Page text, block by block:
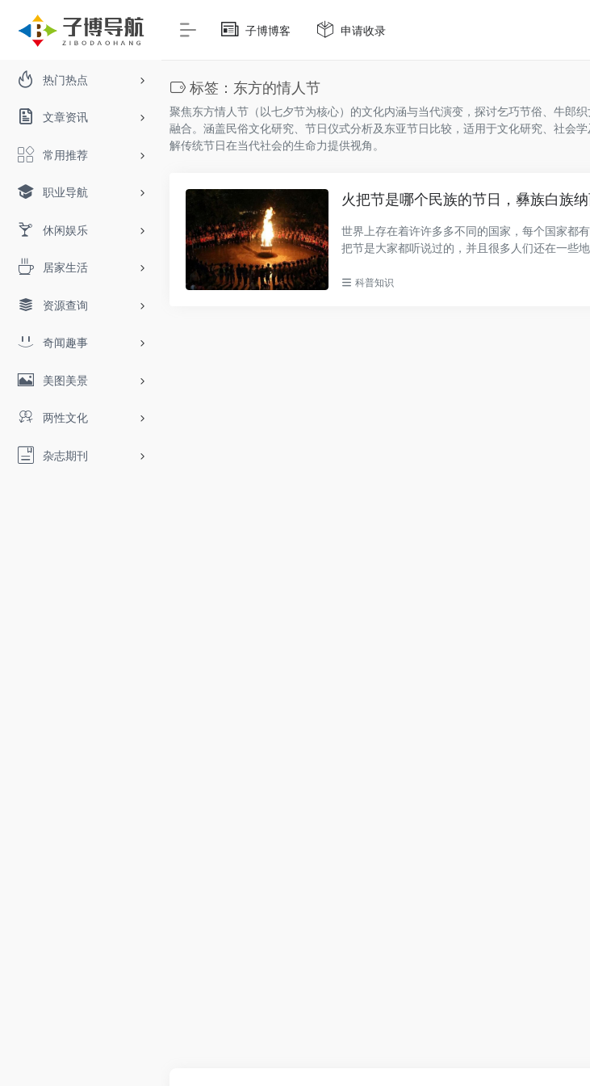
热门热点
文章资讯
常用推荐
职业导航
休闲娱乐
居家生活
资源查询
奇闻趣事
美图美景
两性文化
杂志期刊
子博博客 申请收录
标签：东方的情人节
聚焦东方情人节（以七夕节为核心）的文化内涵与当代演变，探讨乞巧节俗、牛郎
融合。涵盖民俗文化研究、节日仪式分析及东亚节日比较，适用于文化研究、社会
解传统节日在当代社会的生命力提供视角。
火把节是哪个民族的节日，彝族白族
世界上存在着许许多多不同的国家，每个国家都
把节是大家都听说过的，并且很多人们还在一些
科普知识